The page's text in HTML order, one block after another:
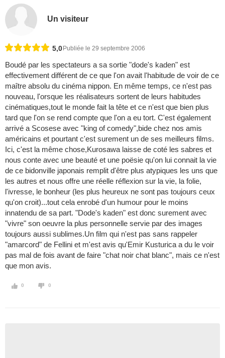
Un visiteur
5,0 Publiée le 29 septembre 2006
Boudé par les spectateurs a sa sortie "dode's kaden" est
effectivement différent de ce que l'on avait l'habitude de voir de ce
maître absolu du cinéma nippon. En même temps, ce n'est pas
nouveau, l'orsque les réalisateurs sortent de leurs habitudes
cinématiques,tout le monde fait la tête et ce n'est que bien plus
tard que l'on se rend compte que l'on a eu tort. C'est également
arrivé a Scosese avec "king of comedy",bide chez nos amis
américains et pourtant c'est surement un de ses meilleurs films.
Ici, c'est la même chose,Kurosawa laisse de coté les sabres et
nous conte avec une beauté et une poësie qu'on lui connait la vie
de ce bidonville japonais remplit d'être plus atypiques les uns que
les autres et nous offre une réelle réflexion sur la vie, la folie,
l'ivresse, le bonheur (les plus heureux ne sont pas toujours ceux
qu'on croit)...tout cela enrobé d'un humour pour le moins
innatendu de sa part. "Dode's kaden" est donc surement avec
"vivre" son oeuvre la plus personnelle servie par des images
toujours aussi sublimes.Un film qui n'est pas sans rappeler
"amarcord" de Fellini et m'est avis qu'Emir Kusturica a du le voir
pas mal de fois avant de faire "chat noir chat blanc", mais ce n'est
que mon avis.
0 0